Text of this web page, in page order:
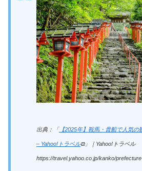
出典：「 【2025年】鞍馬・貴船で人気
– Yahoo!トラベル⧉」｜Yahoo!トラベル
https://travel.yahoo.co.jp/kanko/